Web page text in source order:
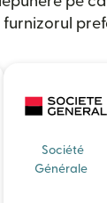
furnizorul
Société
Générale